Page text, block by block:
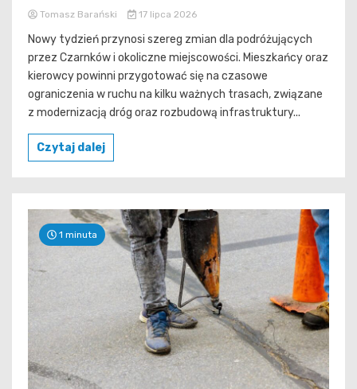
Tomasz Barański 17 lipca 2026
Nowy tydzień przynosi szereg zmian dla podróżujących
przez Czarnków i okoliczne miejscowości. Mieszkańcy oraz
kierowcy powinni przygotować się na czasowe
ograniczenia w ruchu na kilku ważnych trasach, związane
z modernizacją dróg oraz rozbudową infrastruktury...
Czytaj dalej
1 minuta